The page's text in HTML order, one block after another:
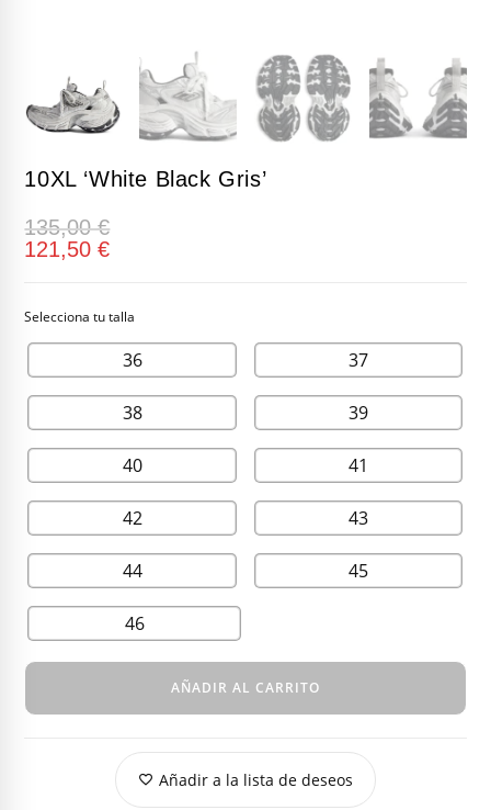
10XL ‘White Black Gris’
135,00€
121,50€
36 37
38 39
40 41
42 43
44 45
46
AÑADIR AL CARRITO
Añadir a la lista de deseos